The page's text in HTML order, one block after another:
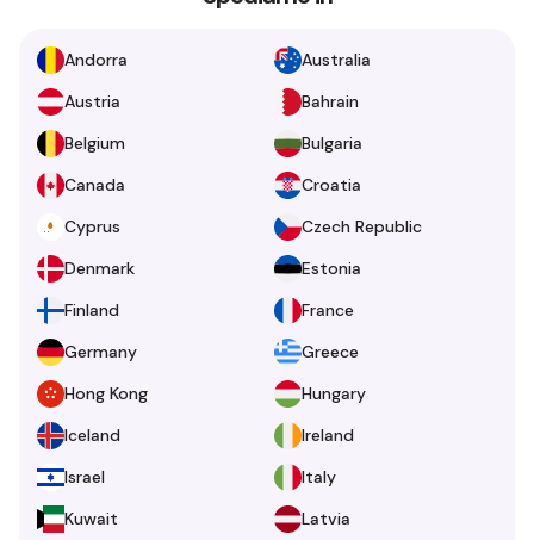
Andorra
Australia
Austria
Bahrain
Belgium
Bulgaria
Canada
Croatia
Cyprus
Czech Republic
Denmark
Estonia
Finland
France
Germany
Greece
Hong Kong
Hungary
Iceland
Ireland
Israel
Italy
Kuwait
Latvia